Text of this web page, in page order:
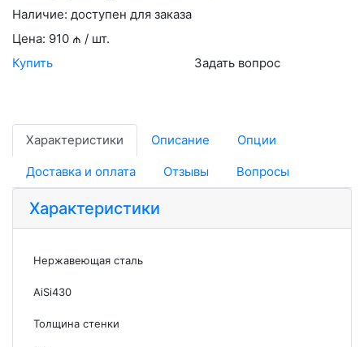
Наличие: доступен для заказа
Цена: 910 ₼ / шт.
Купить
Задать вопрос
Характеристики Описание Опции
Доставка и оплата Отзывы Вопросы
Характеристики
Нержавеющая сталь
AiSi430
Толщина стенки